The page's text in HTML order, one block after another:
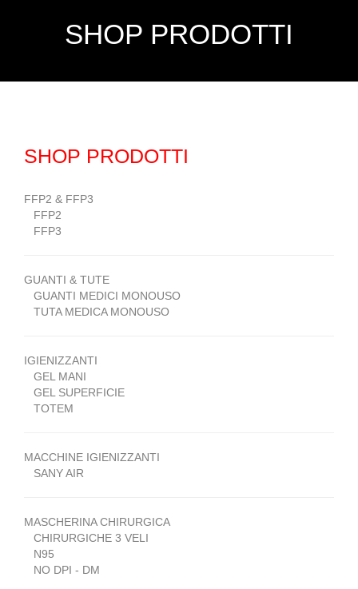
SHOP PRODOTTI
SHOP PRODOTTI
FFP2 & FFP3
FFP2
FFP3
GUANTI & TUTE
GUANTI MEDICI MONOUSO
TUTA MEDICA MONOUSO
IGIENIZZANTI
GEL MANI
GEL SUPERFICIE
TOTEM
MACCHINE IGIENIZZANTI
SANY AIR
MASCHERINA CHIRURGICA
CHIRURGICHE 3 VELI
N95
NO DPI - DM